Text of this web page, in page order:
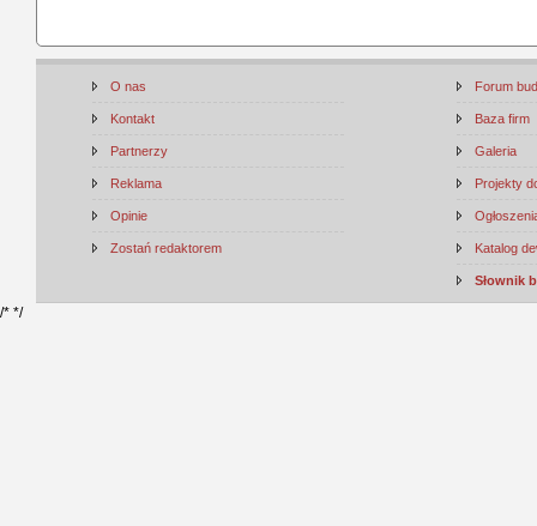
O nas
Kontakt
Partnerzy
Reklama
Opinie
Zostań redaktorem
Forum
Baza firm
Galeria
Projekty
Katalog
Słownik
/* */